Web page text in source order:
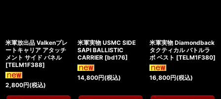
米軍放出品 Valkenプレ
ートキャリア アタッチ
メント サイド パネル
[TELM1F388]
2,800円(税込)
米軍実物 USMC SIDE
SAPI BALLISTIC
CARRIER [bd176]
14,800円(税込)
米軍実物 Diamondback
タクティカル バトルラ
ボ ベスト [TELM1F380]
16,800円(税込)